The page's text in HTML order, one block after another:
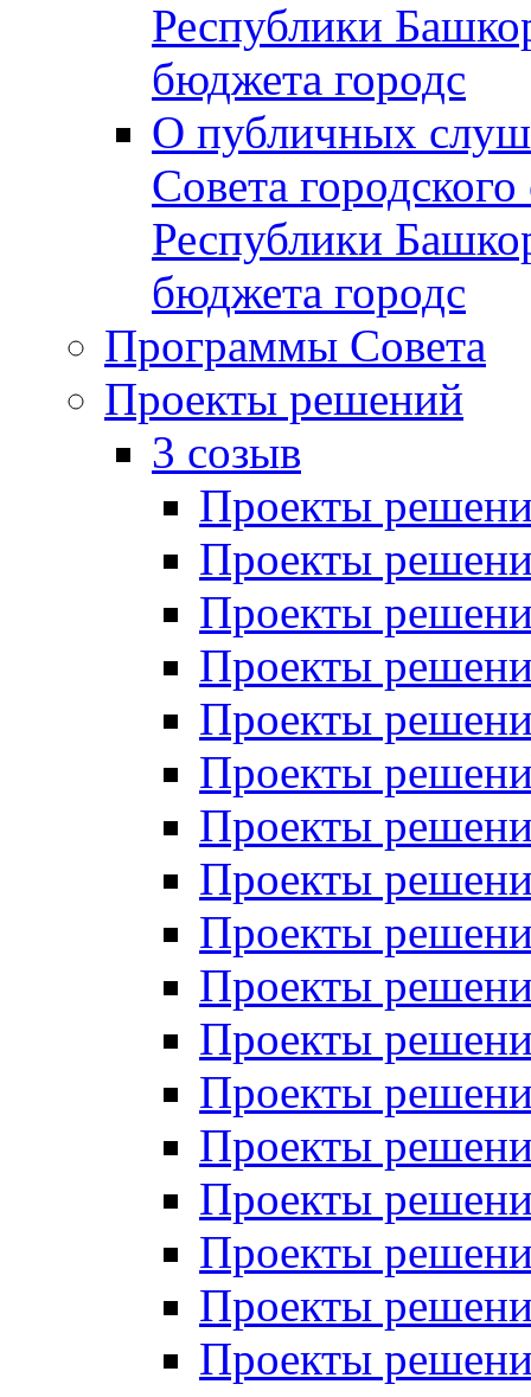
Республики
бюджета городс
О публичных
Совета
Республики
бюджета городс
Программы Совета
Проекты решений
3 созыв
Проекты
Проекты
Проекты
Проекты
Проекты
Проекты
Проекты
Проекты
Проекты
Проекты
Проекты
Проекты
Проекты
Проекты
Проекты
Проекты
Проекты